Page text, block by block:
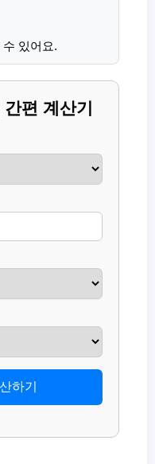
있어요.
편 계산기
하기